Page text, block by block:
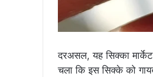
दरअसल, यह सिक्का
चला कि इस सिक्के को